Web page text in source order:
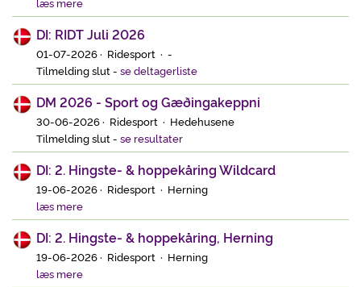
DI: RIDT Juli 2026
01-07-2026 · Ridesport · -
Tilmelding slut - se deltagerliste
DM 2026 - Sport og Gæðingakeppni
30-06-2026 · Ridesport · Hedehusene
Tilmelding slut - se resultater
DI: 2. Hingste- & hoppekåring Wildcard
19-06-2026 · Ridesport · Herning
læs mere
DI: 2. Hingste- & hoppekåring, Herning
19-06-2026 · Ridesport · Herning
læs mere